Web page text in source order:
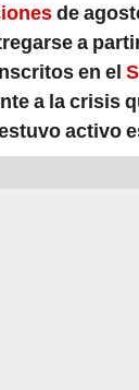
de
a
en el
a la crisis
activo